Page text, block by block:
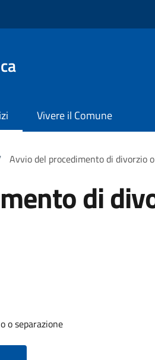
Vivere il Comune
Avvio del procedimento di divorzio
di
o separazione